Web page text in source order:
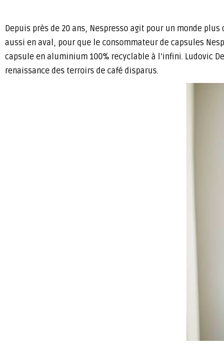
Depuis près de 20 ans, Nespresso agit pour un monde
aussi en aval, pour que le consommateur de capsules
capsule en aluminium 100% recyclable à l’infini. Ludovic
renaissance des terroirs de café disparus.